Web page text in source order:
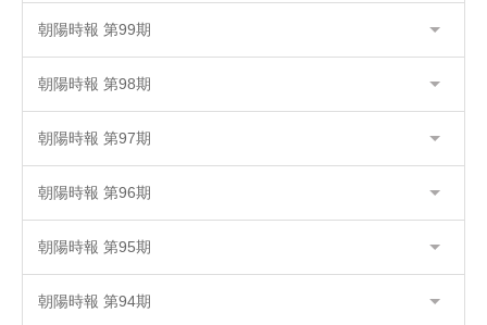
朝陽時報 第99期
朝陽時報 第98期
朝陽時報 第97期
朝陽時報 第96期
朝陽時報 第95期
朝陽時報 第94期